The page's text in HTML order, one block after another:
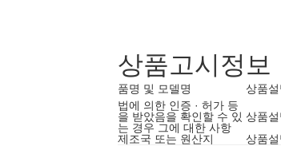
상품고시정보
품명 및 모델명 상품
법에 의한 인증 · 허가 등
을 받았음을 확인할 수 있
는 경우 그에 대한 사항
상품
제조국 또는 원산지
상품